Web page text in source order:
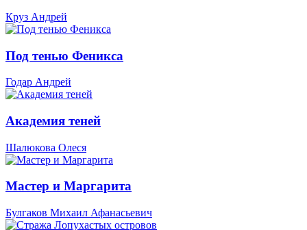
Круз Андрей
Под тенью Феникса
Годар Андрей
Академия теней
Шалюкова Олеся
Мастер и Маргарита
Булгаков Михаил Афанасьевич